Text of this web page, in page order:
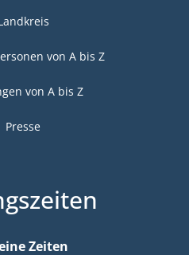
von A bis Z
von A bis Z
Presse
Zeiten